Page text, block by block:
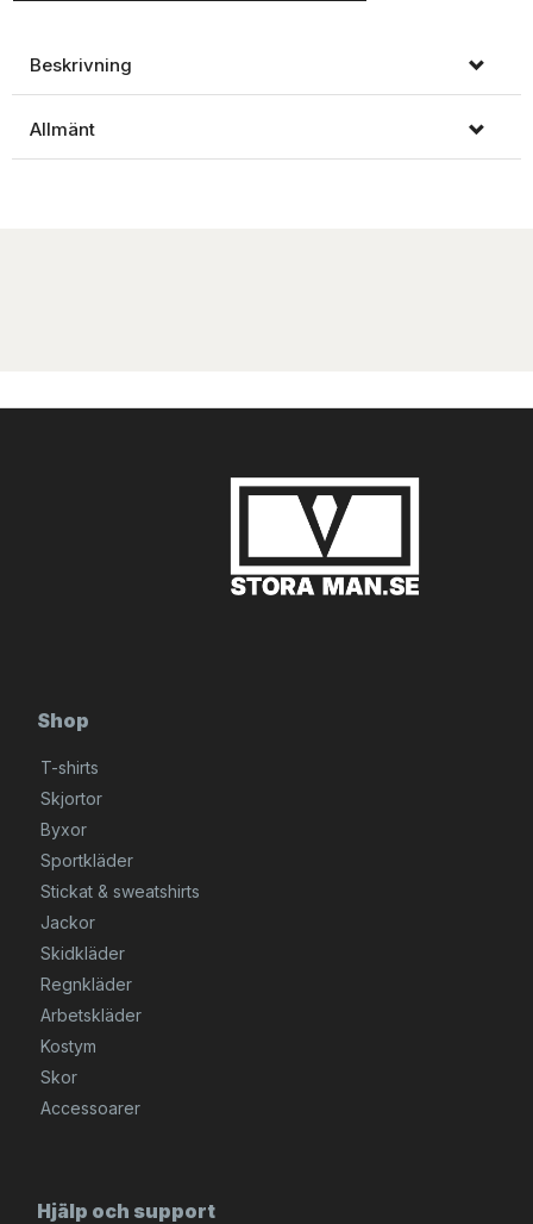
Beskrivning
Allmänt
Shop
T-shirts
Skjortor
Byxor
Sportkläder
Stickat & sweatshirts
Jackor
Skidkläder
Regnkläder
Arbetskläder
Kostym
Skor
Accessoarer
Hjälp och support